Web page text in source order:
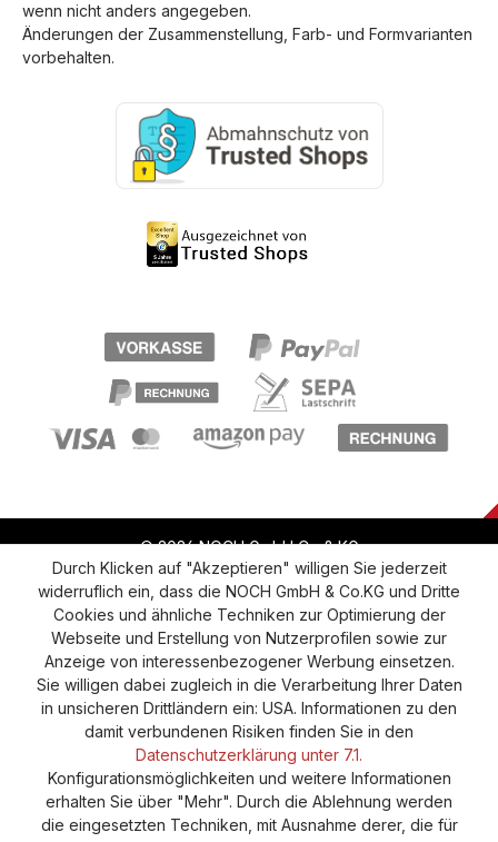
wenn nicht anders angegeben.
Änderungen der Zusammenstellung, Farb- und Formvarianten
vorbehalten.
© 2026 NOCH GmbH Co & KG
Vertrag widerrufen Widerruf Datenschutz
Versand und Zahlung AGB
Impressum
Cookie-Einstellungen
Barrierefreiheitserklärung
Durch Klicken auf "Akzeptieren" willigen Sie jederzeit
widerruflich ein, dass die NOCH GmbH & Co.KG und Dritte
Cookies und ähnliche Techniken zur Optimierung der
Webseite und Erstellung von Nutzerprofilen sowie zur
Anzeige von interessenbezogener Werbung einsetzen.
Sie willigen dabei zugleich in die Verarbeitung Ihrer Daten
in unsicheren Drittländern ein: USA. Informationen zu den
damit verbundenen Risiken finden Sie in den
Datenschutzerklärung unter 7.1.
Konfigurationsmöglichkeiten und weitere Informationen
erhalten Sie über "Mehr". Durch die Ablehnung werden
die eingesetzten Techniken, mit Ausnahme derer, die für